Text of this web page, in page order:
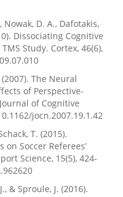
Nowak, D. A., Dafotakis,
Dissociating Cognitive
Study. Cortex, 46(6),
(2007). The Neural
of Perspective-
of Cognitive
jocn.2007.19.1.42
T. (2015).
on Soccer Referees’
Science, 15(5), 424-
& Sproule, J. (2016).